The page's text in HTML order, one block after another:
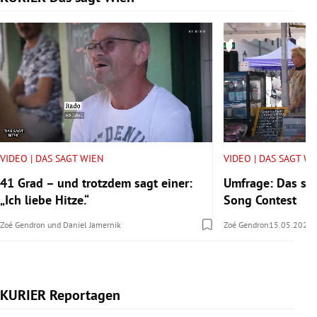
VIDEO | DAS SAGT WIEN
41 Grad – und trotzdem sagt einer:
„Ich liebe Hitze.“
Zoé Gendron und Daniel Jamernik
VIDEO | DAS SAGT
Umfrage: Das
Song Contest
Zoé Gendron15.05.2026
KURIER Reportagen
Slide 1 von 14